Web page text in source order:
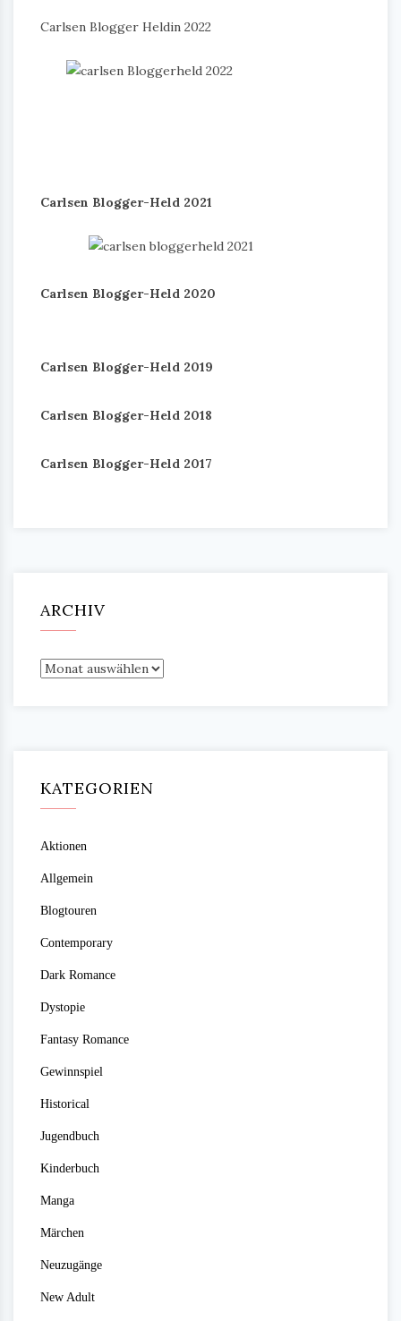
Carlsen Blogger Heldin 2022
Carlsen Blogger-Held 2021
Carlsen Blogger-Held 2020
Carlsen Blogger-Held 2019
Carlsen Blogger-Held 2018
Carlsen Blogger-Held 2017
ARCHIV
Archiv
KATEGORIEN
Aktionen
Allgemein
Blogtouren
Contemporary
Dark Romance
Dystopie
Fantasy Romance
Gewinnspiel
Historical
Jugendbuch
Kinderbuch
Manga
Märchen
Neuzugänge
New Adult